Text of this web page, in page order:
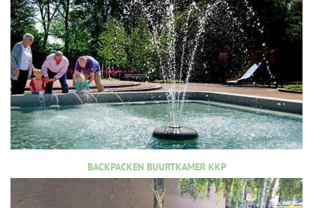
BACKPACKEN BUURTKAMER KKP